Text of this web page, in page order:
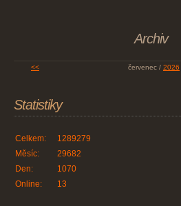
Archiv
<< červenec / 2026
Statistiky
Online: 13
Celkem:
1289279
Měsíc:
29682
Den:
1070